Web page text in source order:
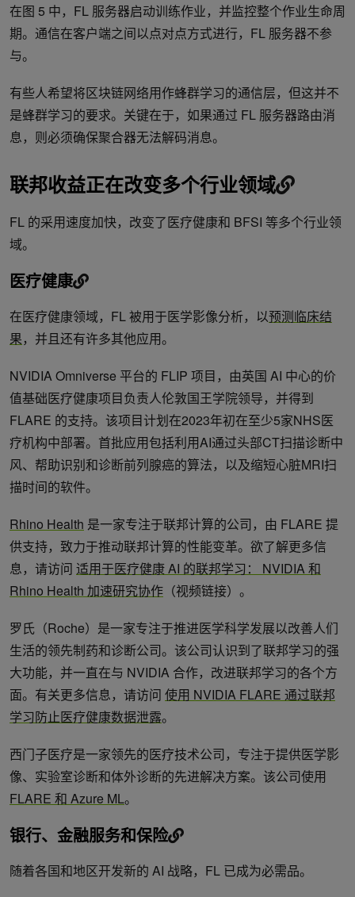
在图 5 中，FL 服务器启动训练作业，并监控整个作业生命周
期。通信在客户端之间以点对点方式进行，FL 服务器不参
与。
有些人希望将区块链网络用作蜂群学习的通信层，但这并不
是蜂群学习的要求。关键在于，如果通过 FL 服务器路由消
息，则必须确保聚合器无法解码消息。
联邦收益正在改变多个行业领域
FL 的采用速度加快，改变了医疗健康和 BFSI 等多个行业领
域。
医疗健康
在医疗健康领域，FL 被用于医学影像分析，以预测临床结
果，并且还有许多其他应用。
NVIDIA Omniverse 平台的 FLIP 项目，由英国 AI 中心的价
值基础医疗健康项目负责人伦敦国王学院领导，并得到
FLARE 的支持。该项目计划在2023年初在至少5家NHS医
疗机构中部署。首批应用包括利用AI通过头部CT扫描诊断中
风、帮助识别和诊断前列腺癌的算法，以及缩短心脏MRI扫
描时间的软件。
Rhino Health 是一家专注于联邦计算的公司，由 FLARE 提
供支持，致力于推动联邦计算的性能变革。欲了解更多信
息，请访问 适用于医疗健康 AI 的联邦学习： NVIDIA 和
Rhino Health 加速研究协作 （视频链接）。
罗氏（Roche）是一家专注于推进医学科学发展以改善人们
生活的领先制药和诊断公司。该公司认识到了联邦学习的强
大功能，并一直在与 NVIDIA 合作，改进联邦学习的各个方
面。有关更多信息，请访问 使用 NVIDIA FLARE 通过联邦
学习防止医疗健康数据泄露。
西门子医疗是一家领先的医疗技术公司，专注于提供医学影
像、实验室诊断和体外诊断的先进解决方案。该公司使用
FLARE 和 Azure ML。
银行、金融服务和保险
随着各国和地区开发新的 AI 战略，FL 已成为必需品。